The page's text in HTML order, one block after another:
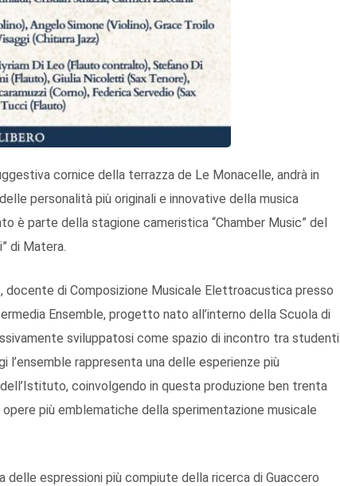
cornice della terrazza de Le Monacelle, andrà in
personalità più originali e innovative della musica
è parte della stagione cameristica “Chamber Music” del
di Matera.
docente di Composizione Musicale Elettroacustica presso
Ensemble, progetto nato all’interno della Scuola di
sviluppatosi come spazio di incontro tra studenti
rappresenta una delle esperienze più
coinvolgendo in questa produzione ben trenta
più emblematiche della sperimentazione musicale
delle espressioni più compiute della ricerca di Guaccero